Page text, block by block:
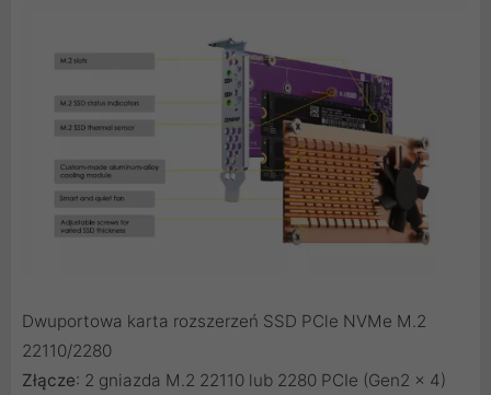
Dwuportowa karta rozszerzeń SSD PCle NVMe M.2
22110/2280
Złącze: 2 gniazda M.2 22110 lub 2280 PCIe (Gen2 x 4)